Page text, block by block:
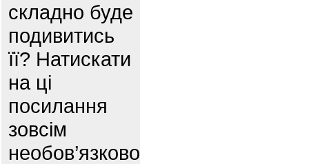
складно буде
подивитись
її? Натискати
на ці
посилання
зовсім
необов’язково